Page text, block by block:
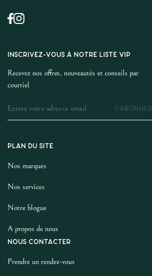
INSCRIVEZ-VOUS À NOTRE LISTE VIP
Recevez nos offres, nouveautés et conseils par
courriel
S'ABONNER
PLAN DU SITE
Nos marques
Nos services
Notre blogue
A propos de nous
NOUS CONTACTER
Prendre un rendez-vous